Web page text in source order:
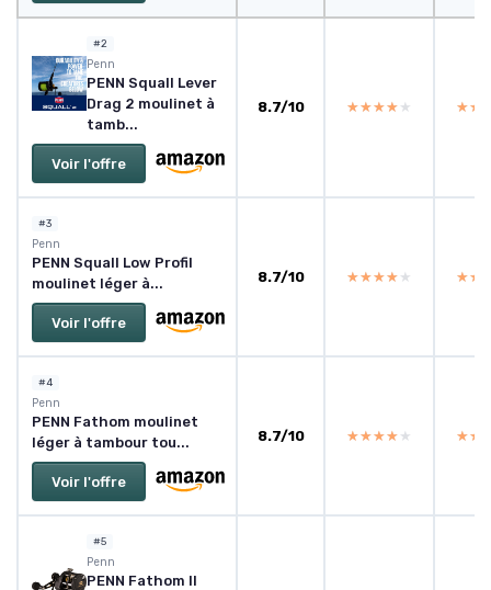
#2
Penn
PENN Squall Lever
Drag 2 moulinet à
tamb...
Voir l'offre
8.7/10 ★★★★★
★★★★★
#3
Penn
PENN Squall Low Profil
moulinet léger à...
Voir l'offre
8.7/10 ★★★★★
★★★★★
#4
Penn
PENN Fathom moulinet
léger à tambour tou...
Voir l'offre
8.7/10 ★★★★★
★★★★★
#5
Penn
PENN Fathom II